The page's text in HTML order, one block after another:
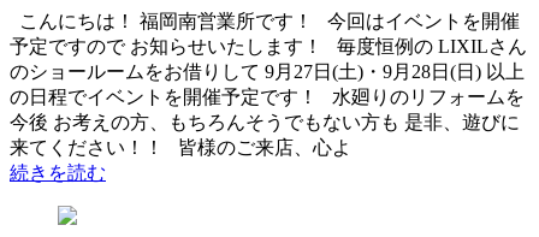
こんにちは！ 福岡南営業所です！ 今回はイベントを開催
予定ですので お知らせいたします！ 毎度恒例の LIXILさん
のショールームをお借りして 9月27日(土)・9月28日(日) 以上
の日程でイベントを開催予定です！ 水廻りのリフォームを
今後 お考えの方、もちろんそうでもない方も 是非、遊びに
来てください！！ 皆様のご来店、心よ
続きを読む